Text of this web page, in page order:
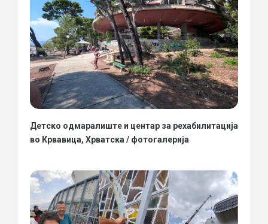
Детско одмаралиште и центар за рехабилитација
во Крвавица, Хрватска / фотогалерија